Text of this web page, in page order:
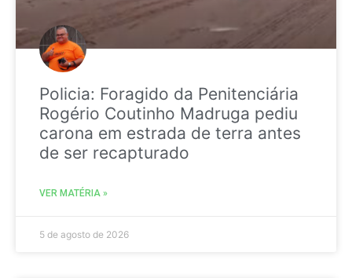
Policia: Foragido da Penitenciária
Rogério Coutinho Madruga pediu
carona em estrada de terra antes
de ser recapturado
VER MATÉRIA »
5 de agosto de 2026